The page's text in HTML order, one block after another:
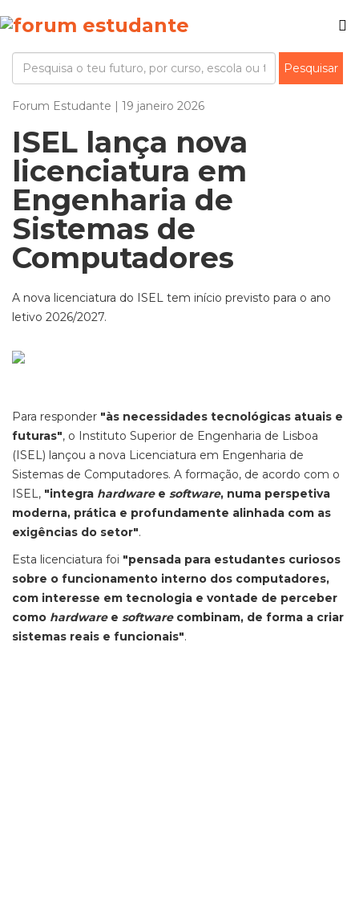
Forum Estudante | 19 janeiro 2026
ISEL lança nova
licenciatura em
Engenharia de
Sistemas de
Computadores
A nova licenciatura do ISEL tem início previsto para o ano
letivo 2026/2027.
Para responder "às necessidades tecnológicas atuais e
futuras", o Instituto Superior de Engenharia de Lisboa
(ISEL) lançou a nova Licenciatura em Engenharia de
Sistemas de Computadores. A formação, de acordo com o
ISEL, "integra hardware e software, numa perspetiva
moderna, prática e profundamente alinhada com as
exigências do setor".
Esta licenciatura foi "pensada para estudantes curiosos
sobre o funcionamento interno dos computadores,
com interesse em tecnologia e vontade de perceber
como hardware e software combinam, de forma a criar
sistemas reais e funcionais".